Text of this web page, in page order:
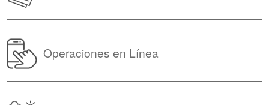
Operaciones en Línea